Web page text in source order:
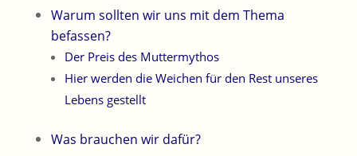
Warum sollten wir uns mit dem Thema
befassen?
Der Preis des Muttermythos
Hier werden die Weichen für den Rest unseres
Lebens gestellt
Was brauchen wir dafür?